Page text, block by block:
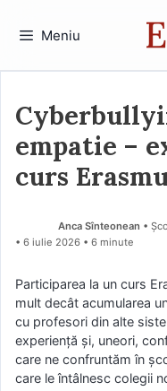
Meniu
empatie –
curs
Anca Sînteonean •
6 iulie 2026 • 6 minute
Participarea la un curs
mult decât acumularea
cu profesori din alte
experiență și, uneori,
care ne confruntăm în
care le întâlnesc colegii